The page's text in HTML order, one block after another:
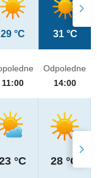
29 °C 31 °C
11:00
°C
Odpoledne
14:00
28 °C